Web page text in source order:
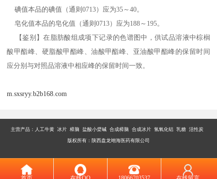
碘值本品的碘值（通则0713）应为35～40。
皂化值本品的皂化值（通则0713）应为188～195。
【鉴别】在脂肪酸组成项下记录的色谱图中，供试品溶液中棕榈
酸甲酯峰、硬脂酸甲酯峰、油酸甲酯峰、亚油酸甲酯峰的保留时间
应分别与对照品溶液中相应峰的保留时间一致。
m.sxsryy.b2b168.com
主营产品： 人工牛黄 冰片 樟脑 盐酸小檗碱 合成樟脑 合成冰片 氢氧化铝 乳糖 活性炭
版权所有：陕西盘龙翊海医药有限公司